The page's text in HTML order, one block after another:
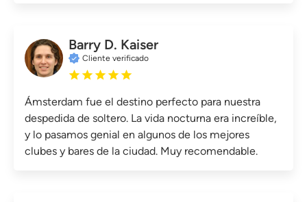
Barry D. Kaiser
Cliente verificado
Ámsterdam fue el destino perfecto para nuestra
despedida de soltero. La vida nocturna era increíble,
y lo pasamos genial en algunos de los mejores
clubes y bares de la ciudad. Muy recomendable.